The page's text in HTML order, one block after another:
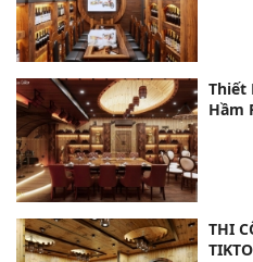
Thiết
Hầm
THI